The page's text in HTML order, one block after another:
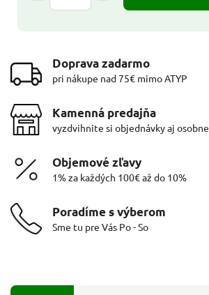
Doprava zadarmo
pri nákupe nad 75€ mimo ATYP
Kamenná predajňa
vyzdvihnite si objednávky aj osobne
Objemové zľavy
1% za každých 100€ až do 10%
Poradíme s výberom
Sme tu pre Vás Po - So